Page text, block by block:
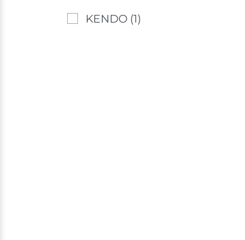
KENDO (1)